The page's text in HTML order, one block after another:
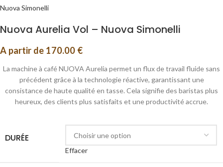
Nuova Simonelli
Nuova Aurelia Vol – Nuova Simonelli
A partir de 170.00 €
La machine à café NUOVA Aurelia permet un flux de travail fluide sans
précédent grâce à la technologie réactive, garantissant une
consistance de haute qualité en tasse. Cela signifie des baristas plus
heureux, des clients plus satisfaits et une productivité accrue.
DURÉE
Effacer